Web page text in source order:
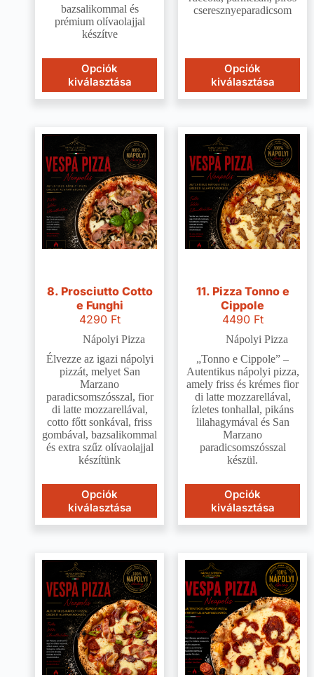
bazsalikommal és
prémium olívaolajjal
készítve
Opciók
kiválasztása
cseresznyeparadicsom
Opciók
kiválasztása
8. Prosciutto Cotto
e Funghi
4290 Ft
Nápolyi Pizza
Élvezze az igazi nápolyi
pizzát, melyet San
Marzano
paradicsomszósszal, fior
di latte mozzarellával,
cotto főtt sonkával, friss
gombával, bazsalikommal
és extra szűz olívaolajjal
készítünk
Opciók
kiválasztása
11. Pizza Tonno e
Cippole
4490 Ft
Nápolyi Pizza
„Tonno e Cippole” –
Autentikus nápolyi pizza,
amely friss és krémes fior
di latte mozzarellával,
ízletes tonhallal, pikáns
lilahagymával és San
Marzano
paradicsomszósszal
készül.
Opciók
kiválasztása